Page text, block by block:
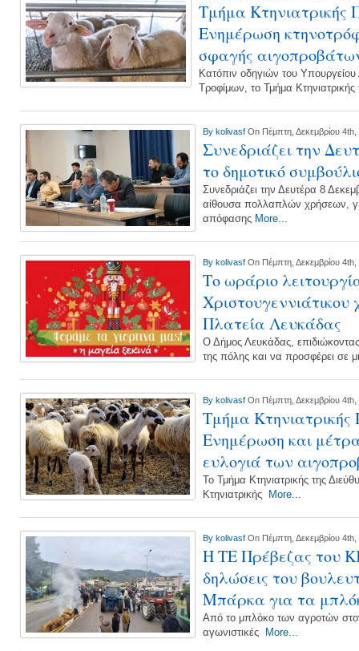
Τμήμα Κτηνιατρικής
Ενημέρωση
σφαγής
Κατόπιν οδηγιών του
Τροφίμων, το Τμήμα
By kolivasf On Πέμπτη, Δεκεμβρίου 4th,
Συνεδριάζει την
το δημοτικό
Συνεδριάζει την Δευτέρα 8
αίθουσα πολλαπλών χρήσεων,
απόφασης More...
By kolivasf On Πέμπτη, Δεκεμβρίου 4th,
Το ωράριο
Χριστουγεννιάτικου
Πλατεία Λευκάδας
Ο Δήμος Λευκάδας, επιδιώκοντας
της πόλης και να προσφέρει σε
By kolivasf On Πέμπτη, Δεκεμβρίου 4th,
Τμήμα
Ενημέρωση και
ευλογιά των
Το Τμήμα Κτηνιατρικής της
Κτηνιατρικής
More...
By kolivasf On Πέμπτη, Δεκεμβρίου 4th,
Η ΤΕ Πρέβεζας του
δηλώσεις του
Μπάρκα για τα
Από το μπλόκο των αγροτών
αγωνιστικές
More...